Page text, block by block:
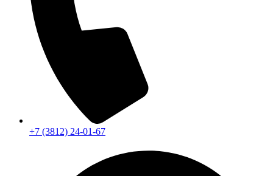
+7 (3812) 24-01-67